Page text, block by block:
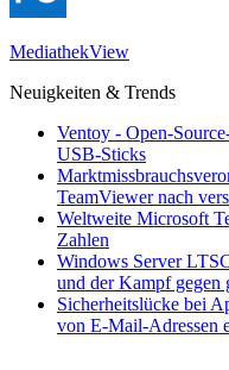
MediathekView
Neuigkeiten & Trends
Ventoy - Open-
USB-Sticks
TeamViewer nach
Weltweite Microsoft
Zahlen
Windows Server
und der Kampf gegen
Sicherheitslücke bei
von E-Mail-Adressen